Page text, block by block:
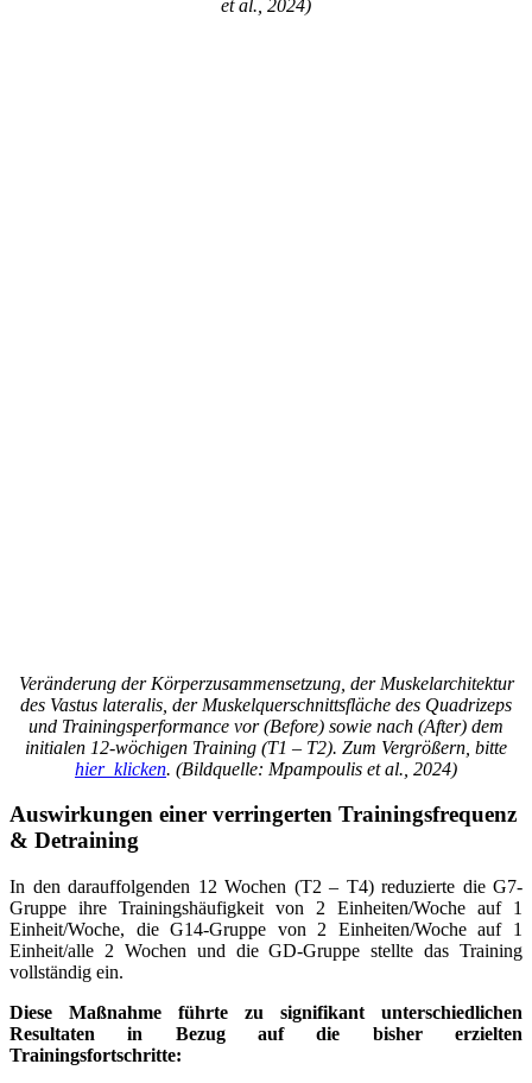
et al., 2024)
Veränderung der Körperzusammensetzung, der Muskelarchitektur
des Vastus lateralis, der Muskelquerschnittsfläche des Quadrizeps
und Trainingsperformance vor (Before) sowie nach (After) dem
initialen 12-wöchigen Training (T1 – T2). Zum Vergrößern, bitte
hier klicken. (Bildquelle: Mpampoulis et al., 2024)
Auswirkungen einer verringerten Trainingsfrequenz
& Detraining
In den darauffolgenden 12 Wochen (T2 – T4) reduzierte die G7-
Gruppe ihre Trainingshäufigkeit von 2 Einheiten/Woche auf 1
Einheit/Woche, die G14-Gruppe von 2 Einheiten/Woche auf 1
Einheit/alle 2 Wochen und die GD-Gruppe stellte das Training
vollständig ein.
Diese Maßnahme führte zu signifikant unterschiedlichen
Resultaten in Bezug auf die bisher erzielten
Trainingsfortschritte: